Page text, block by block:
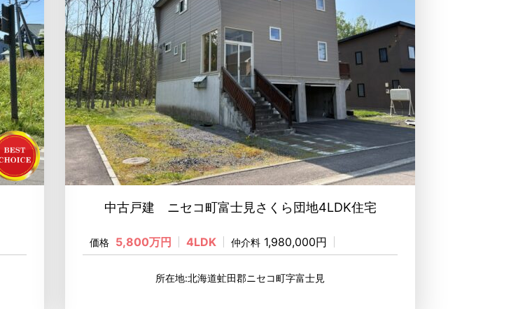
中古戸建 ニセコ町富士見さくら団地4LDK住宅
価格 5,800万円 4LDK 仲介料 1,980,000円
所在地:北海道虻田郡ニセコ町字富士見